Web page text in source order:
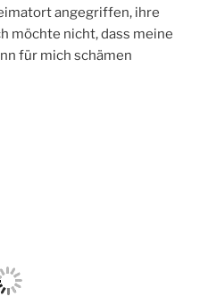
angegriffen, ihre
möchte nicht, dass meine
für mich schämen